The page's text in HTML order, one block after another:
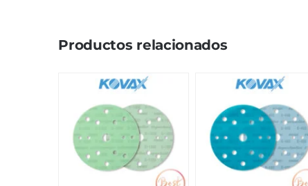
Productos relacionados